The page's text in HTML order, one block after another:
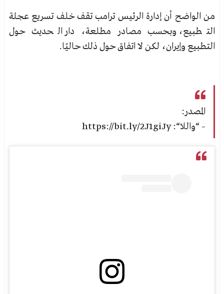
من الواضح أن إدارة الرئيس ترامب تقف خلف تسريع عجلة
التطبيع، وبحسب مصادر مطلعة، دار الحديث حول
التطبيع وإيران، لكن لا اتفاق حول ذلك حاليًا.
المصدر:
– “واللا“: https://bit.ly/2J1giJy